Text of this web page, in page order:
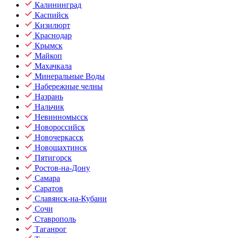
Калининград
Каспийск
Кизилюрт
Краснодар
Крымск
Майкоп
Махачкала
Минеральные Воды
Набережные челны
Назрань
Нальчик
Невинномысск
Новороссийск
Новочеркасск
Новошахтинск
Пятигорск
Ростов-на-Дону
Самара
Саратов
Славянск-на-Кубани
Сочи
Ставрополь
Таганрог